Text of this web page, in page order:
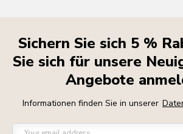
Sichern Sie sich 5 %
Sie sich für unsere
Angebote
Informationen finden Sie in unserer